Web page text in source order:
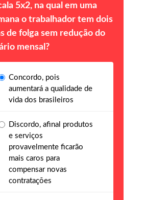
5x2, na qual em uma
o trabalhador tem dois
de folga sem redução do
mensal?
Concordo, pois
aumentará a qualidade de
vida dos brasileiros
Discordo, afinal produtos
e serviços
provavelmente ficarão
mais caros para
compensar novas
contratações